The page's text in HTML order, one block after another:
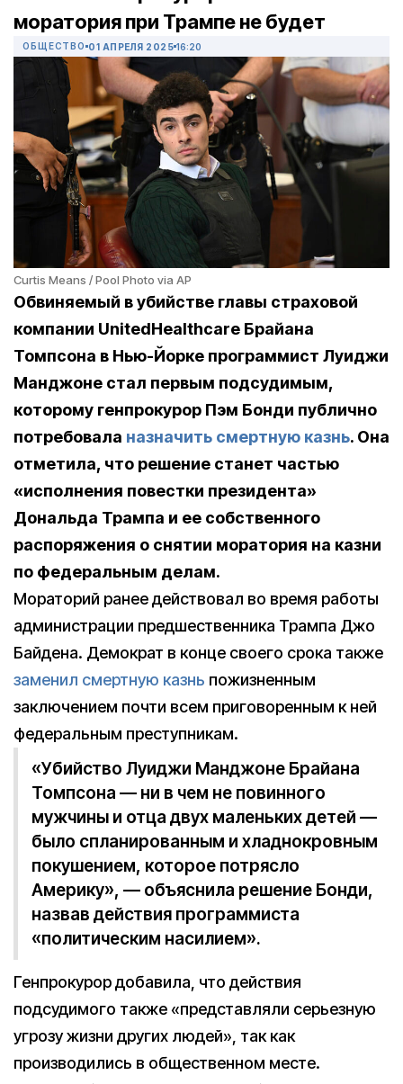
моратория при Трампе не будет
ОБЩЕСТВО 01 АПРЕЛЯ 2025 16:20
Curtis Means / Pool Photo via AP
Обвиняемый в убийстве главы страховой
компании UnitedHealthcare Брайана
Томпсона в Нью-Йорке программист Луиджи
Манджоне стал первым подсудимым,
которому генпрокурор Пэм Бонди публично
потребовала назначить смертную казнь. Она
отметила, что решение станет частью
«исполнения повестки президента»
Дональда Трампа и ее собственного
распоряжения о снятии моратория на казни
по федеральным делам.
Мораторий ранее действовал во время работы
администрации предшественника Трампа Джо
Байдена. Демократ в конце своего срока также
заменил смертную казнь пожизненным
заключением почти всем приговоренным к ней
федеральным преступникам.
«Убийство Луиджи Манджоне Брайана
Томпсона — ни в чем не повинного
мужчины и отца двух маленьких детей —
было спланированным и хладнокровным
покушением, которое потрясло
Америку», — объяснила решение Бонди,
назвав действия программиста
«политическим насилием».
Генпрокурор добавила, что действия
подсудимого также «представляли серьезную
угрозу жизни других людей», так как
производились в общественном месте.